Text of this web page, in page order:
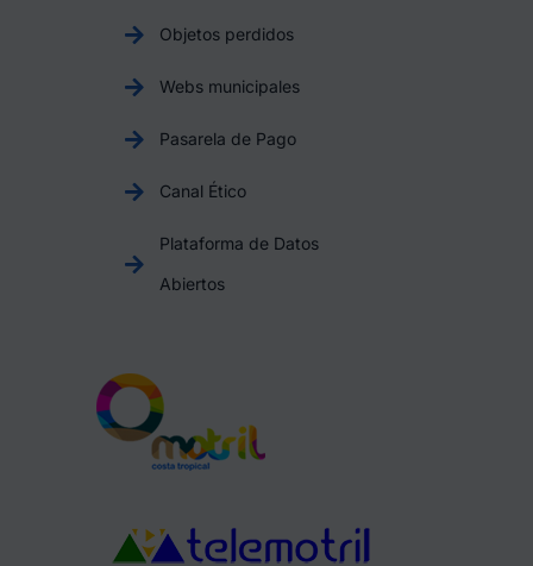
Objetos perdidos
Webs municipales
Pasarela de Pago
Canal Ético
Plataforma de Datos
Abiertos